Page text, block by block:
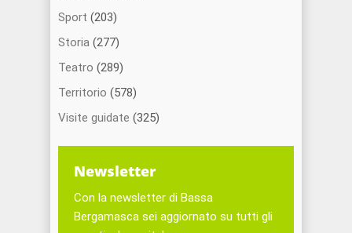
Sport (203)
Storia (277)
Teatro (289)
Territorio (578)
Visite guidate (325)
Newsletter
Con la newsletter di Bassa
Bergamasca sei aggiornato su tutti gli